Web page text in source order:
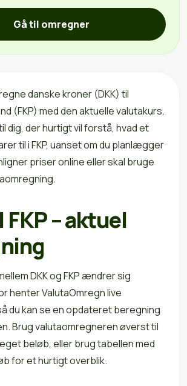
Gå til omregner
danske kroner (DKK) til
(FKP) med den aktuelle valutakurs.
dig, der hurtigt vil forstå, hvad et
til i FKP, uanset om du planlægger
priser online eller skal bruge
FKP – aktuel
DKK og FKP ændrer sig
henter ValutaOmregn live
du kan se en opdateret beregning
Brug valutaomregneren øverst til
beløb, eller brug tabellen med
for et hurtigt overblik.